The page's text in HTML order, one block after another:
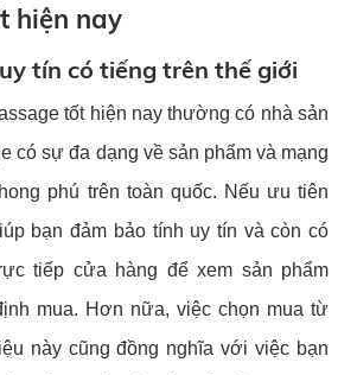
hiện nay
tín có tiếng trên thế giới
tốt hiện nay thường có nhà sản
có sự đa dạng về sản phẩm và mạng
phú trên toàn quốc. Nếu ưu tiên
bạn đảm bảo tính uy tín và còn có
tiếp cửa hàng để xem sản phẩm
mua. Hơn nữa, việc chọn mua từ
này cũng đồng nghĩa với việc bạn